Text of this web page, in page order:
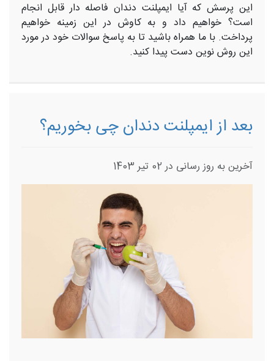
این پرسش که آیا ایمپلنت دندان فاصله دار قابل انجام
است؟ خواهیم داد و به کاوش در این زمینه خواهیم
پرداخت. با ما همراه باشید تا به پاسخ سوالات خود در مورد
این روش نوین دست پیدا کنید.
بعد از ایمپلنت دندان چی بخوریم؟
آخرین به روز رسانی در 02 تیر 1403